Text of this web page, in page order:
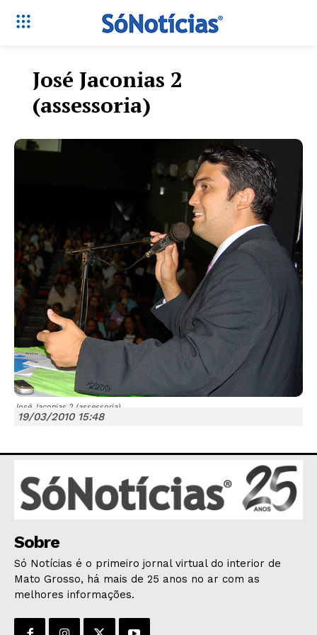
Só Notícias
JUNTE-SE NO WHATSAPP
HOME
ESPORTES
ECONOMIA
OPINIÃO
José Jaconias 2
(assessoria)
José Jaconias 2 (assessoria)
19/03/2010 15:48
Sobre
Só Notícias é o primeiro jornal virtual do interior de
Mato Grosso, há mais de 25 anos no ar com as
melhores informações.